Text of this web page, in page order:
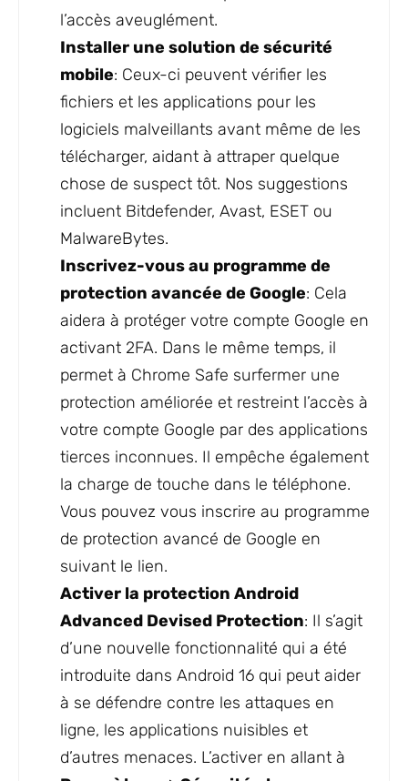
l’accès aveuglément.
Installer une solution de sécurité
mobile: Ceux-ci peuvent vérifier les
fichiers et les applications pour les
logiciels malveillants avant même de les
télécharger, aidant à attraper quelque
chose de suspect tôt. Nos suggestions
incluent Bitdefender, Avast, ESET ou
MalwareBytes.
Inscrivez-vous au programme de
protection avancée de Google: Cela
aidera à protéger votre compte Google en
activant 2FA. Dans le même temps, il
permet à Chrome Safe surfermer une
protection améliorée et restreint l’accès à
votre compte Google par des applications
tierces inconnues. Il empêche également
la charge de touche dans le téléphone.
Vous pouvez vous inscrire au programme
de protection avancé de Google en
suivant le lien.
Activer la protection Android
Advanced Devised Protection: Il s’agit
d’une nouvelle fonctionnalité qui a été
introduite dans Android 16 qui peut aider
à se défendre contre les attaques en
ligne, les applications nuisibles et
d’autres menaces. L’activer en allant à